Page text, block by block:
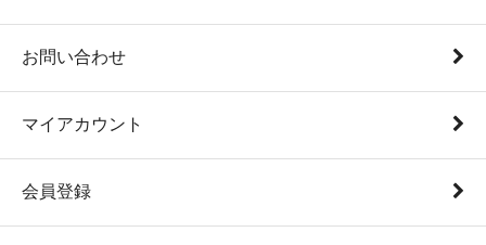
お問い合わせ
マイアカウント
会員登録